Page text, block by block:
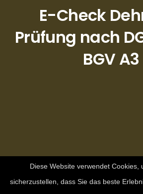
E-Check
Prüfung nach
BGV A3
Diese Website verwendet Cookies,
sicherzustellen, dass Sie das beste